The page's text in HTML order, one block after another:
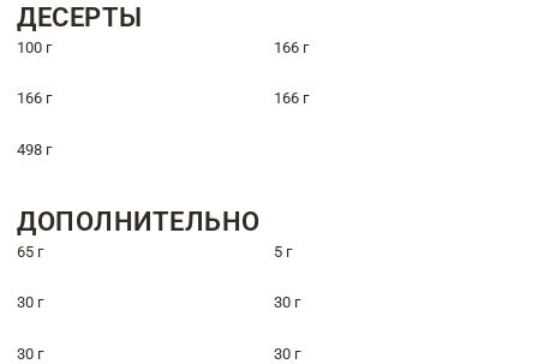
ДЕСЕРТЫ
100 г 166 г
166 г 166 г
498 г
ДОПОЛНИТЕЛЬНО
65 г 5 г
30 г 30 г
30 г 30 г